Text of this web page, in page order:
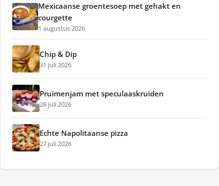
Mexicaanse groentesoep met gehakt en
courgette
1 augustus 2026
Chip & Dip
31 juli 2026
Pruimenjam met speculaaskruiden
28 juli 2026
Echte Napolitaanse pizza
27 juli 2026